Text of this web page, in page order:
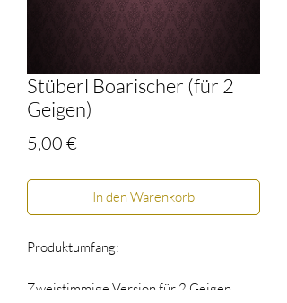
Stüberl Boarischer (für 2
Geigen)
5,00 €
In den Warenkorb
Produktumfang:
Zweistimmige Version für 2 Geigen